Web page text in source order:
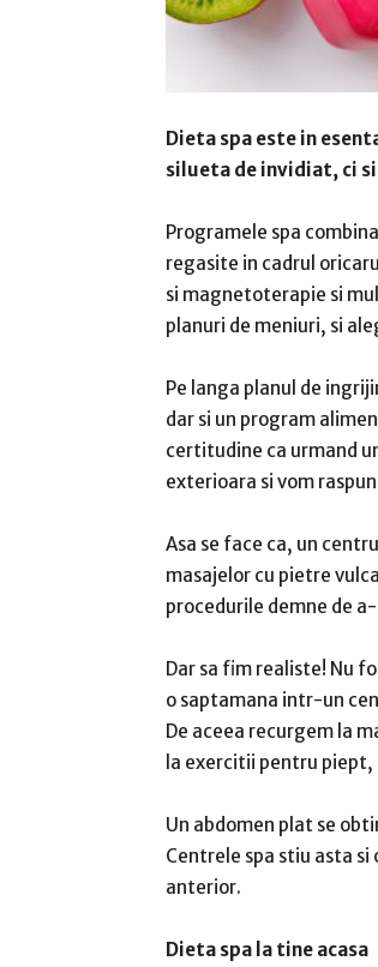
Dieta spa este in
silueta de invidiat, ci
Programele spa
regasite in cadrul
si magnetoterapie si
planuri de meniuri, si
Pe langa planul de
dar si un program
certitudine ca urmand
exterioara si vom
Asa se face ca, un
masajelor cu pietre
procedurile demne de
Dar sa fim realiste! Nu
o saptamana intr-un
De aceea recurgem la
la exercitii pentru piept,
Un abdomen plat se
Centrele spa stiu asta
anterior.
Dieta spa la tine acasa